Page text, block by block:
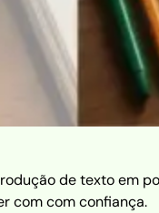
de texto em
com com confiança.